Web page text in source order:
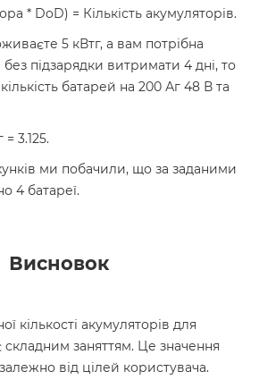
* DoD) = Кількість акумуляторів.
5 кВтг, а вам потрібна
без підзарядки витримати 4 дні, то
батарей на 200 Аг 48 В та
3.125.
ми побачили, що за заданими
4 батареї.
Висновок
кількості акумуляторів для
заняттям. Це значення
від цілей користувача.